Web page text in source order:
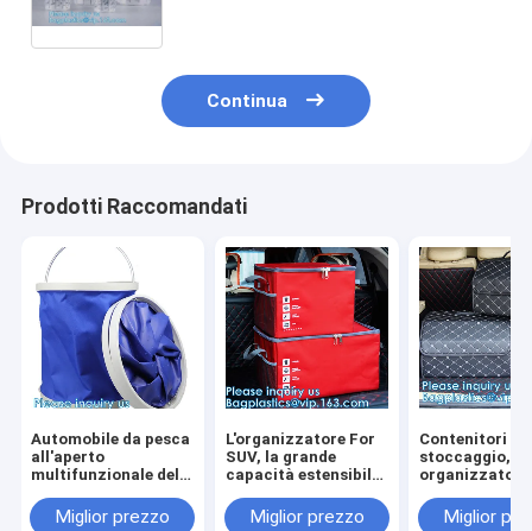
Continua
Prodotti Raccomandati
Automobile da pesca
all'aperto
multifunzionale del
secchio di acqua
Miglior prezzo
L'organizzatore For
SUV, la grande
capacità estensibile,
robusto del tronco di
Miglior prezzo
Contenitori di
stoccaggio,
organizzatore
del tronco di
Miglior